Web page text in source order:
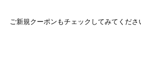
ご新規クーポンもチェックしてみてくだ